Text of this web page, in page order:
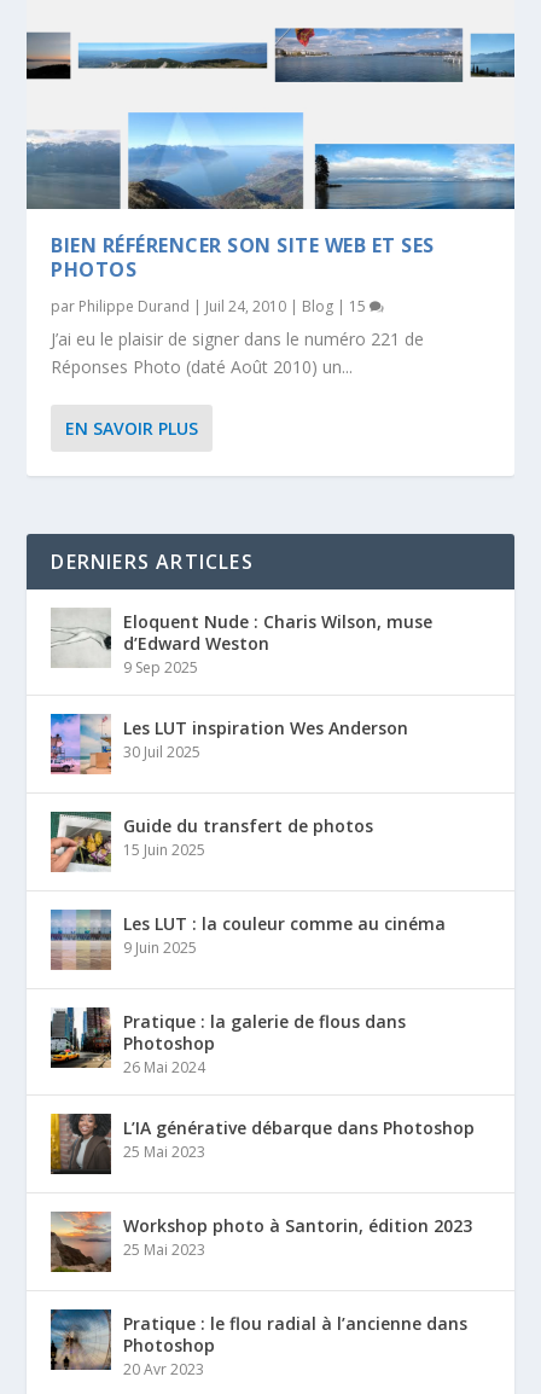
BIEN RÉFÉRENCER SON SITE WEB ET SES
PHOTOS
par Philippe Durand | Juil 24, 2010 | Blog | 15
J’ai eu le plaisir de signer dans le numéro 221 de
Réponses Photo (daté Août 2010) un...
EN SAVOIR PLUS
DERNIERS ARTICLES
Eloquent Nude : Charis Wilson, muse
d’Edward Weston
9 Sep 2025
Les LUT inspiration Wes Anderson
30 Juil 2025
Guide du transfert de photos
15 Juin 2025
Les LUT : la couleur comme au cinéma
9 Juin 2025
Pratique : la galerie de flous dans
Photoshop
26 Mai 2024
L’IA générative débarque dans Photoshop
25 Mai 2023
Workshop photo à Santorin, édition 2023
25 Mai 2023
Pratique : le flou radial à l’ancienne dans
Photoshop
20 Avr 2023